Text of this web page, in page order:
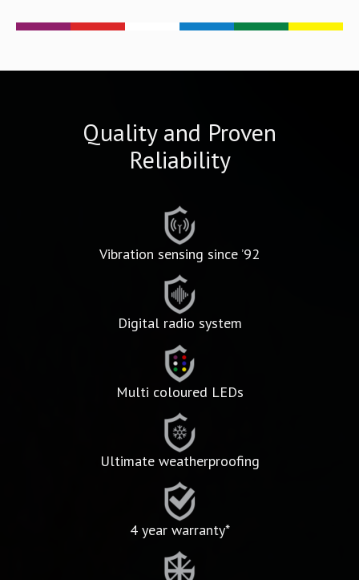
Quality and Proven
Reliability
Vibration sensing since ’92
Digital radio system
Multi coloured LEDs
Ultimate weatherproofing
4 year warranty*